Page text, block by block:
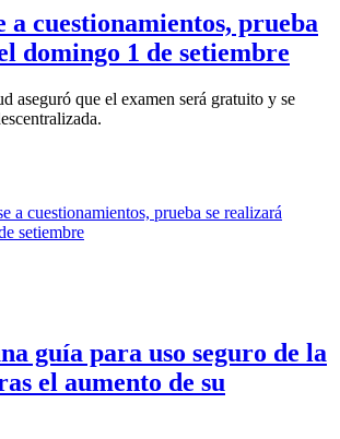
a cuestionamientos, prueba
domingo 1 de setiembre
aseguró que el examen será gratuito y se
guía para uso seguro de la
el aumento de su